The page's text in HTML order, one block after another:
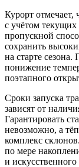
Курорт отмечает,
с учётом
пропускной
сохранить
на старте
понижение
поэтапного
Сроки запуска
зависят от
Гарантировать
невозможно, а
комплекс
по мере
и искусственного